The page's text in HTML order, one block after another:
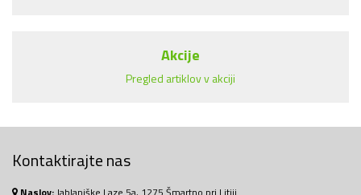
Akcije
Pregled artiklov v akciji
Kontaktirajte nas